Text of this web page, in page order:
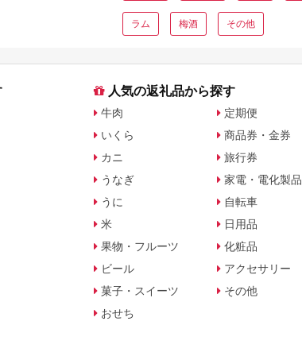
ラム 梅酒 その他
人気の返礼品から探す
牛肉
いくら
カニ
うなぎ
うに
米
果物・フルーツ
ビール
菓子・スイーツ
おせち
定期便
商品券・金券
旅行券
家電・電化製品
自転車
日用品
化粧品
アクセサリー
その他